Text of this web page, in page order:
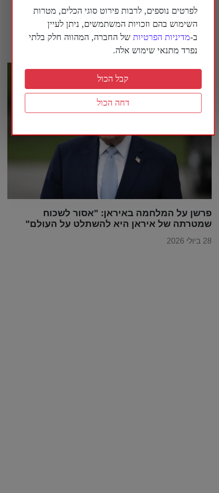
המשטר הסיני מנסה לחמש מחדש את איראן |
פרשנות
פרשן על המלחמה באיראן: "אסור לשכוח
שמטרתה של איראן היא להשתלט על העולם"
28 ביולי 2026
לפרטים נוספים, לרבות פירוט סוגי הכלים, מטרות
השימוש בהם וזכויות המשתמשים, ניתן לעיין
ב-מדיניות הפרטיות של החברה, המהווה חלק בלתי
נפרד מתנאי שימוש אלה.
דחה הכול
קבל הכול